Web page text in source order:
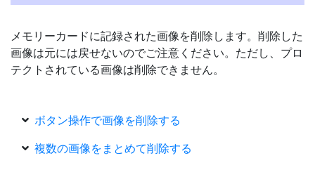
メモリーカードに記録された画像を削除 します。削除した
画像は元には戻せないのでご注意ください。ただし、プロ
テクトされている画像は削除できません。
ボタン操作で画像を削除する
複数の画像をまとめて削除する